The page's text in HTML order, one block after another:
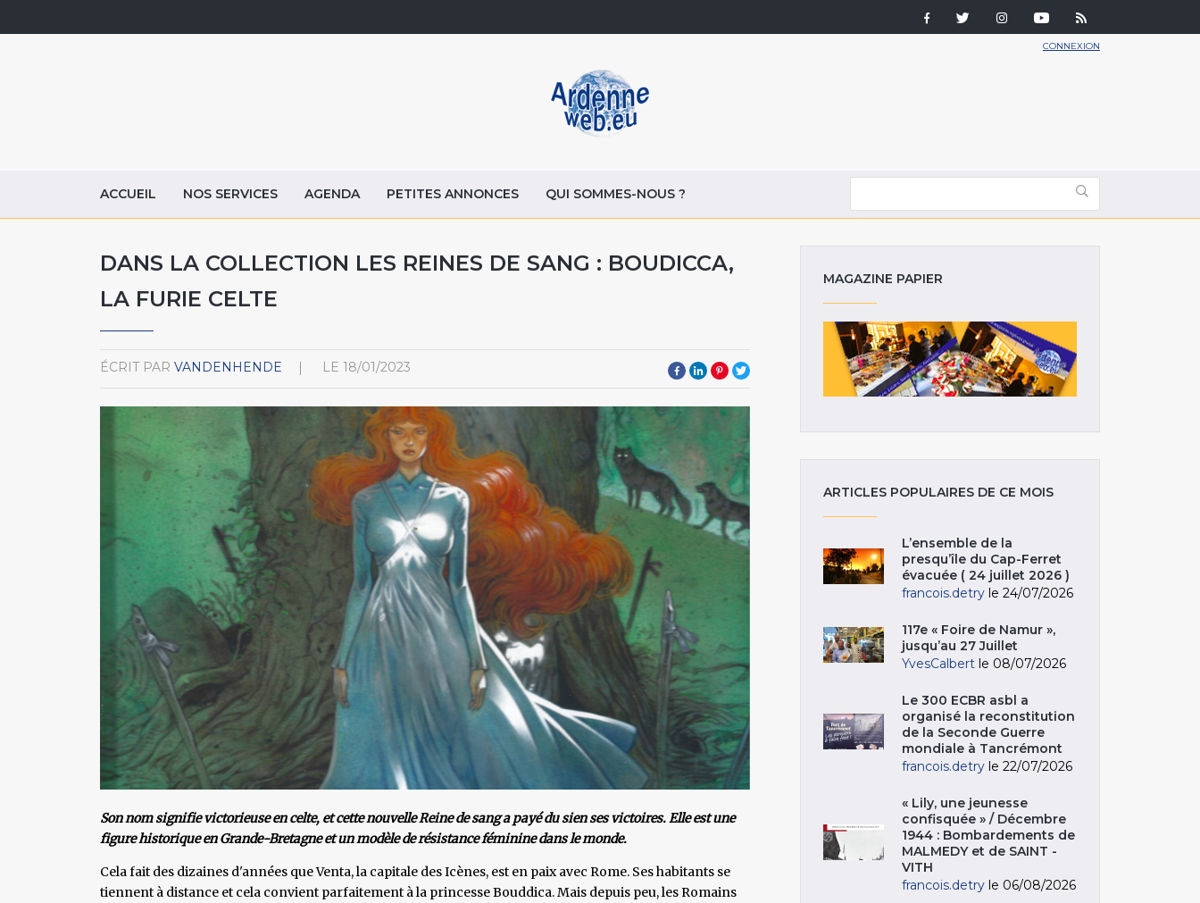
CONNEXION
ACCUEIL NOS SERVICES AGENDA PETITES ANNONCES QUI SOMMES-NOUS ?
DANS LA COLLECTION LES REINES DE SANG : BOUDICCA,
LA FURIE CELTE
ÉCRIT PAR VANDENHENDE LE 18/01/2023
Son nom signifie victorieuse en celte, et cette nouvelle Reine de sang a payé du sien ses victoires. Elle est une
figure historique en Grande-Bretagne et un modèle de résistance féminine dans le monde.
Cela fait des dizaines d'années que Venta, la capitale des Icènes, est en paix avec Rome. Ses habitants se
tiennent à distance et cela convient parfaitement à la princesse Bouddica. Mais depuis peu, les Romains
MAGAZINE PAPIER
ARTICLES POPULAIRES DE CE MOIS
L’ensemble de la
presqu’île du Cap-Ferret
évacuée ( 24 juillet 2026 )
francois.detry le 24/07/2026
117e « Foire de Namur »,
jusqu’au 27 Juillet
YvesCalbert le 08/07/2026
Le 300 ECBR asbl a
organisé la reconstitution
de la Seconde Guerre
mondiale à Tancrémont
francois.detry le 22/07/2026
« Lily, une jeunesse
confisquée » / Décembre
1944 : Bombardements de
MALMEDY et de SAINT -
VITH
francois.detry le 06/08/2026